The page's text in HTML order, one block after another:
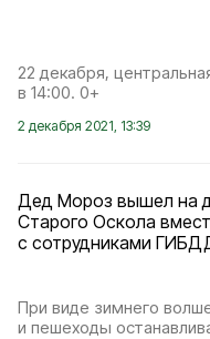
22 декабря,
в 14:00. 0+
2 декабря 2021, 13:39
Дед Мороз вышел на
Старого Оскола
с сотрудниками
При виде зимнего
и пешеходы